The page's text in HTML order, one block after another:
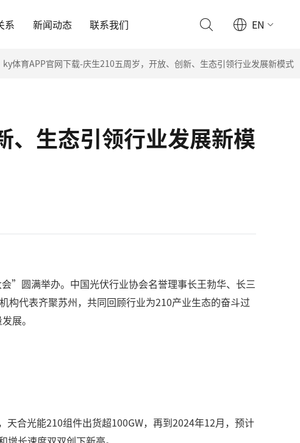
系 新闻动态 联系我们 EN
ky体育APP官网下载-庆生210五周岁，开放、创新、生态引领行业发展新模式
、生态引领行业发展新模
”圆满举办。中国光伏行业协会名誉理事长王勃华、长三
构代表齐聚苏州，共同回顾行业为210产业生态的奋斗过
展。
合光能210组件出货超100GW，再到2024年12月，预计